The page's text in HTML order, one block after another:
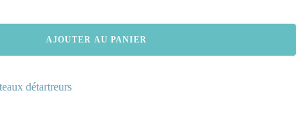
AJOUTER AU PANIER
détartreurs